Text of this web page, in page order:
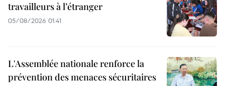
travailleurs à l’étranger
05/08/2026 01:41
L'Assemblée nationale renforce la
prévention des menaces sécuritaires